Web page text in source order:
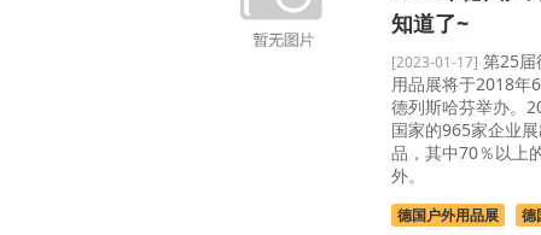
知道了~
[2023-01-17] 第25届
用品展将于2018年
德列斯哈芬举办。
国家的965家企业
品，其中70％以上
外。
德国户外用品展
德